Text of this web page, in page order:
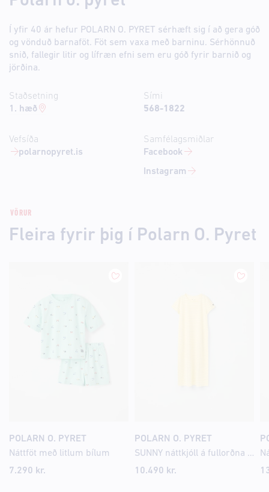
Í yfir 40 ár hefur POLARN O. PYRET sérhæft sig í að gera góð
og vönduð barnaföt. Föt sem vaxa með barninu. Sérhönnuð
snið, fallegir litir og lífræn efni sem eru góð fyrir barnið og
jörðina.
Staðsetning
1. hæð
Vefsíða
polarnopyret.is
Sími
568-1822
Samfélagsmiðlar
Facebook
Instagram
VÖRUR
Fleira fyrir þig í Polarn O. Pyret
POLARN O. PYRET
Náttföt með litlum bílum
7.290 kr.
POLARN O. PYRET
SUNNY náttkjóll á fullorðna með PO.P röndum
10.490 kr.